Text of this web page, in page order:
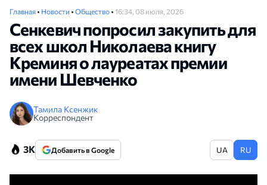
Главная • Новости • Общество • 16:34, 08 июля, 2026
Сенкевич попросил закупить для
всех школ Николаева книгу
Креминя о лауреатах премии
имени Шевченко
Тамила Ксенжик
Корреспондент
3K Добавить в Google UA RU